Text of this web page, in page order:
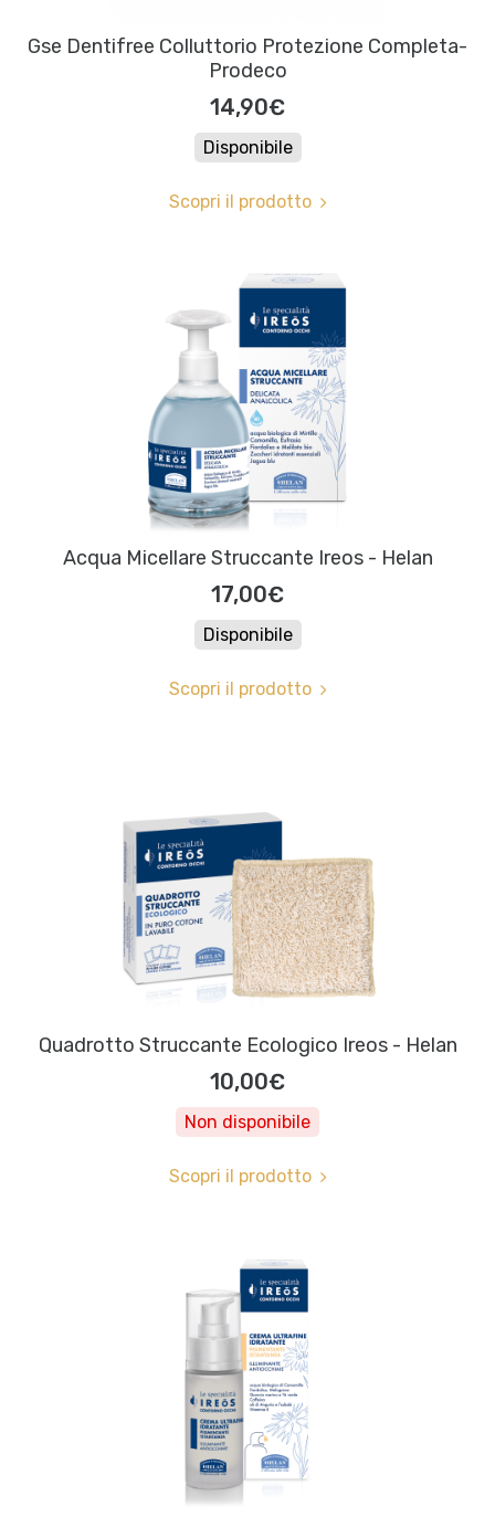
Gse Dentifree Colluttorio Protezione Completa-
Prodeco
14,90€
Disponibile
Scopri il prodotto
Acqua Micellare Struccante Ireos - Helan
17,00€
Disponibile
Scopri il prodotto
Quadrotto Struccante Ecologico Ireos - Helan
10,00€
Non disponibile
Scopri il prodotto